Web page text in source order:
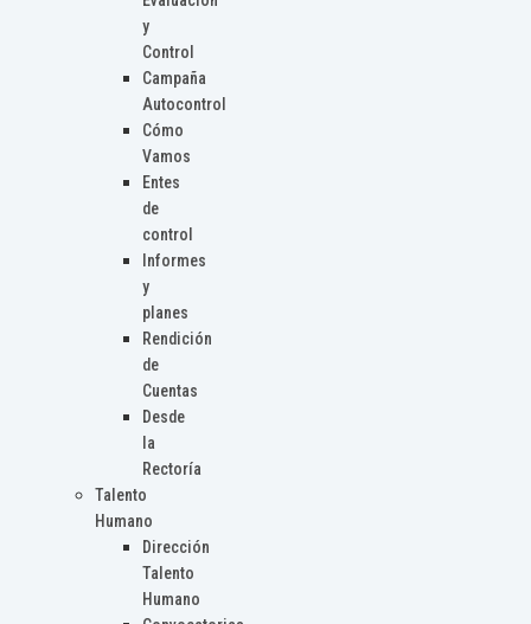
y
Control
Campaña
Autocontrol
Cómo
Vamos
Entes
de
control
Informes
y
planes
Rendición
de
Cuentas
Desde
la
Rectoría
Talento
Humano
Dirección
Talento
Humano